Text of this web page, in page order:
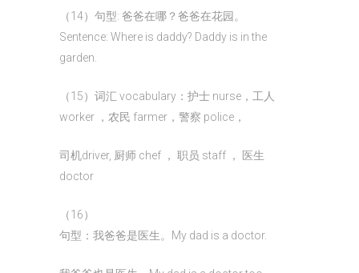
（14）句型: 爸爸在哪？爸爸在花园。
Sentence: Where is daddy? Daddy is in the
garden.
（15）词汇 vocabulary：护士 nurse，工人
worker ，农民 farmer，警察 police，
司机driver, 厨师 chef ， 职员 staff ， 医生
doctor
（16）
句型：我爸爸是医生。My dad is a doctor.